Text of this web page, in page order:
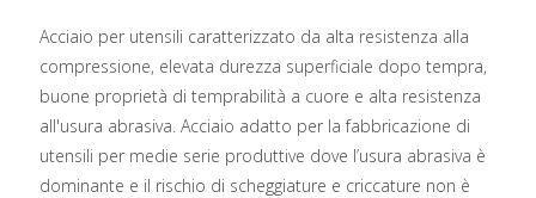
Acciaio per utensili caratterizzato da alta resistenza alla
compressione, elevata durezza superficiale dopo tempra,
buone proprietà di temprabilità a cuore e alta resistenza
all'usura abrasiva. Acciaio adatto per la fabbricazione di
utensili per medie serie produttive dove l’usura abrasiva è
dominante e il rischio di scheggiature e criccature non è